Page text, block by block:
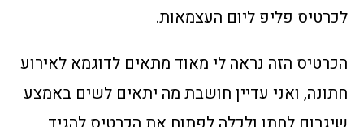
לכרטיס פליפ ליום העצמאות.
הכרטיס הזה נראה לי מאוד מתאים לדוגמא לאירוע
חתונה, ואני עדיין חושבת מה יתאים לשים באמצע